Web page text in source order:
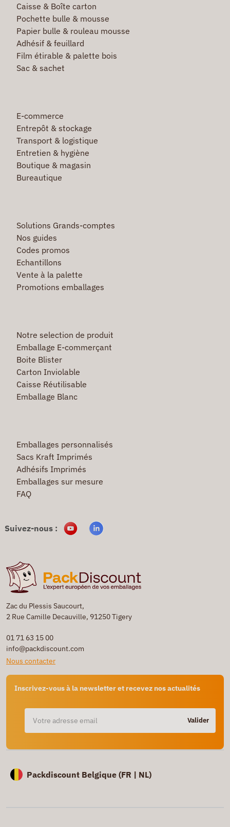
Zac du Plessis Saucourt,
2 Rue Camille Decauville, 91250 Tigery
01 71 63 15 00
info@packdiscount.com
Nous contacter
Inscrivez-vous à la newsletter et recevez nos actualités
Valider
Caisse & Boîte carton
Pochette bulle & mousse
Papier bulle & rouleau mousse
Adhésif & feuillard
Film étirable & palette bois
Sac & sachet
E-commerce
Entrepôt & stockage
Transport & logistique
Entretien & hygiène
Boutique & magasin
Bureautique
Solutions Grands-comptes
Nos guides
Codes promos
Echantillons
Vente à la palette
Promotions emballages
Notre selection de produit
Emballage E-commerçant
Boite Blister
Carton Inviolable
Caisse Réutilisable
Emballage Blanc
Emballages personnalisés
Sacs Kraft Imprimés
Adhésifs Imprimés
Emballages sur mesure
FAQ
Suivez-nous :
Packdiscount Belgique (FR | NL)